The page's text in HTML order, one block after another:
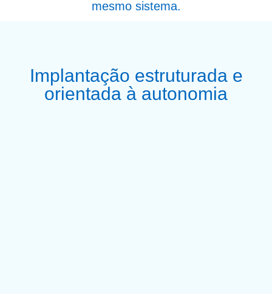
mesmo sistema.
Implantação estruturada e
orientada à autonomia